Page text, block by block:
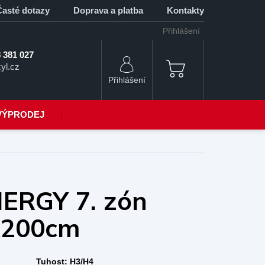
dotazy Doprava a platba Kontakty
027
Přihlášení
NÁKUPNÍ
Tuhost: H3/H4
7. zón